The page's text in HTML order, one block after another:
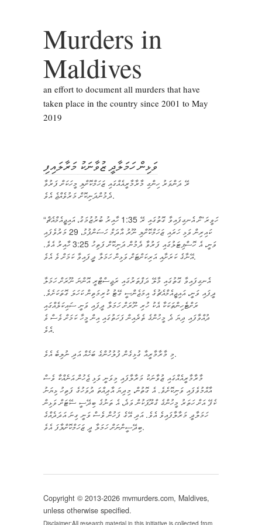
Murders in
Maldives
an effort to document all murders that have
taken place in the country since 2001 to May
2019
ވަޅިން ހަމަލާދީ ޒުވާނަކު މަރާލައިފި
ރޭ ދަންވަރު ހިންގި މާރާމާރީއެއްގައި ޒަހަމްކޮށްލި މީހަކަށް ފަރުވާ
ދެމުންދަނިކޮށް މަރުވެއްޖެ އެވެ.
“ހަވީރަ”ށް އެނގިފައިވާ ގޮތުގައި ރޭ 1:35 ހާއިރު ބުރުޒުމަގު، އައިޖީއެމްއެޗް
ކައިރިން ވަޅި ހަރައި ޒަހަމްކޮށްލި ނޫރު އާދަމް ހަސަންފުޅު، 29 މަރުވެފައި
ވަނީ، އެ ހޮސްޕިޓަލުގައި ފަރުވާ ދެމުން ދަނިކޮށް ފަތިހު 3:25 ހާއިރު އެވެ.
އޭނާގެ ކަރަށާއި އަރިކަށްޓަށް ވަޅިން ހަމަލާ ދިީފައިވާ ކަމަށް ވެ އެވެ.
އެނގިފައިވާ ގޮތުގައި މާލޭ ދަފްތަރުގައި ރަޖިސްޓްރީ އޮންނަ ނޫރަށް ހަމަލާ
ދީފައި ވަނީ، އައިޖީއެމްއެޗުގެ އިމަޖެންސީ ގޭޓު ކުރިމަތިން ކަހަލަ ގޮތަކަށެވެ.
ރަށްޓެހިންތަކަކާ އެކު ހުރި ނޫރަށް ހަމަލާ ދީފައި ވަނީ ސައިކަލެއްގައި
ދުއްވާފައި ދިޔަ ދެ މީހުންގެ ތެރެއިން ފަހަތުގައި އިން މީހާ ކަމަށް ވެސް ވެ
އެވެ.
މި މާރާމާރީއާ ގުޅިގެން ފުލުހުންގެ ބަހެއް އަދި ނުލިބެ އެވެ.
މާރާމާރީއެއްގައި ޒުވާނަކު މަރާލާފައި މިވަނީ ވަޅި ޖެހުން އަނެއްކާ ވެސް
އާއްމުވެފައި ވަނިކޮށެވެ. އެ ގޮތުން، މިދިޔަ އާދިއްތަ ދުވަހުގެ ފަތިހު ޅިޔަނު
ކެފޭ އަށް ހަތަރު މީހުންގެ ގްރޫޕަކުން ވަދެ، އެ ތަނުގެ ބިދޭސީ ސޭޓަށް ވަޅިން
ހަމަލާދީ މަރާލާފައިވެ އެވެ. އަދި އޭގެ ފަހުން ވެސް ވަނީ ގިނަ އަދަދެއްގެ
ބިދޭސީންނަށް ހަމަލާ ދީ ޒަހަމްކޮށްލާފަ އެވެ.
Copyright © 2013-2026 mvmurders.com, Maldives,
unless otherwise specified.
Disclaimer:All research material in this initiative is collected from